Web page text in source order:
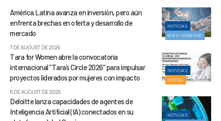
NOTICIAS
BUEN GOBIERNO
América Latina avanza en inversión, pero aún
enfrenta brechas en oferta y desarrollo de
mercado
7 DE AUGUST DE 2026
NOTICIAS
SOCIAL
Tara for Women abre la convocatoria
internacional “Tara’s Circle 2026” para impulsar
proyectos liderados por mujeres con impacto
5 DE AUGUST DE 2026
NOTICIAS
Deloitte lanza capacidades de agentes de
Inteligencia Artificial (IA) conectados en su